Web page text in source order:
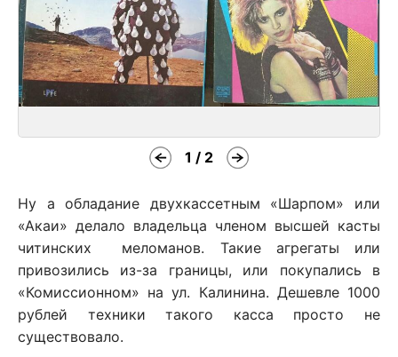
1 / 2
Ну а обладание двухкассетным «Шарпом» или
«Акаи» делало владельца членом высшей касты
читинских меломанов. Такие агрегаты или
привозились из-за границы, или покупались в
«Комиссионном» на ул. Калинина. Дешевле 1000
рублей техники такого касса просто не
существовало.